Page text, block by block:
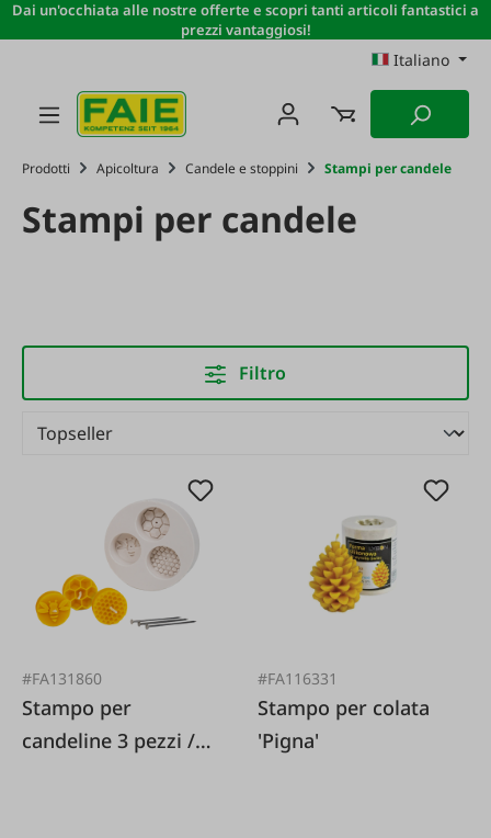
Passa al contenuto principale
Dai un'occhiata alle nostre offerte e scopri tanti articoli fantastici a
prezzi vantaggiosi!
Italiano
Prodotti Apicoltura Candele e stoppini Stampi per candele
Stampi per candele
Filtro
#FA131860
Stampo per
candeline 3 pezzi /
#FA116331
Stampo per colata
'Pigna'